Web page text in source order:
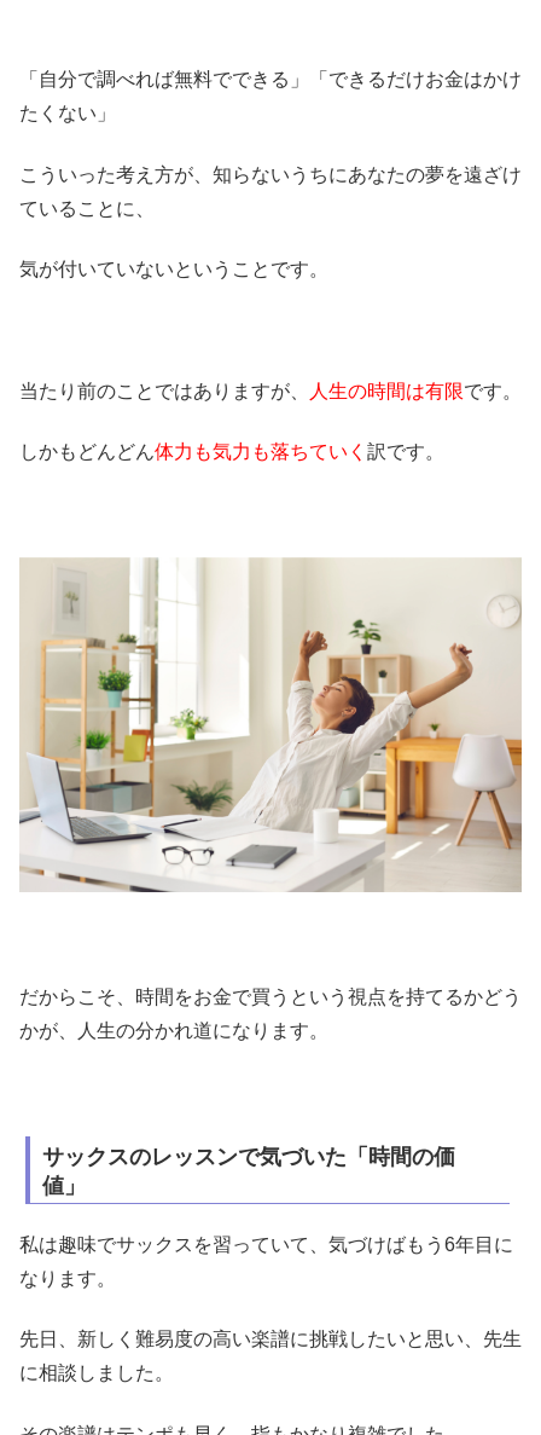
「自分で調べれば無料でできる」「できるだけお金はかけ
たくない」
こういった考え方が、知らないうちにあなたの夢を遠ざけ
ていることに、
気が付いていないということです。
当たり前のことではありますが、 人生の時間は有限です。
しかもどんどん体力も気力も落ちていく 訳です。
だからこそ、時間をお金で買うという視点を持てるかどう
かが、人生の分かれ道になります。
サックスのレッスンで気づいた「時間の価
値」
私は趣味でサックスを習っていて、気づけばもう6年目に
なります。
先日、新しく難易度の高い楽譜に挑戦したいと思い、先生
に相談しました。